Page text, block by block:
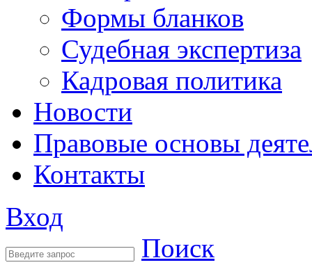
Формы бланков
Судебная экспертиза
Кадровая политика
Новости
Правовые основы
Контакты
Вход
Поиск